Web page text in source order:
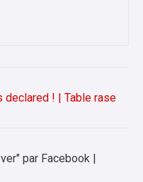
declared ! | Table rase
par Facebook |